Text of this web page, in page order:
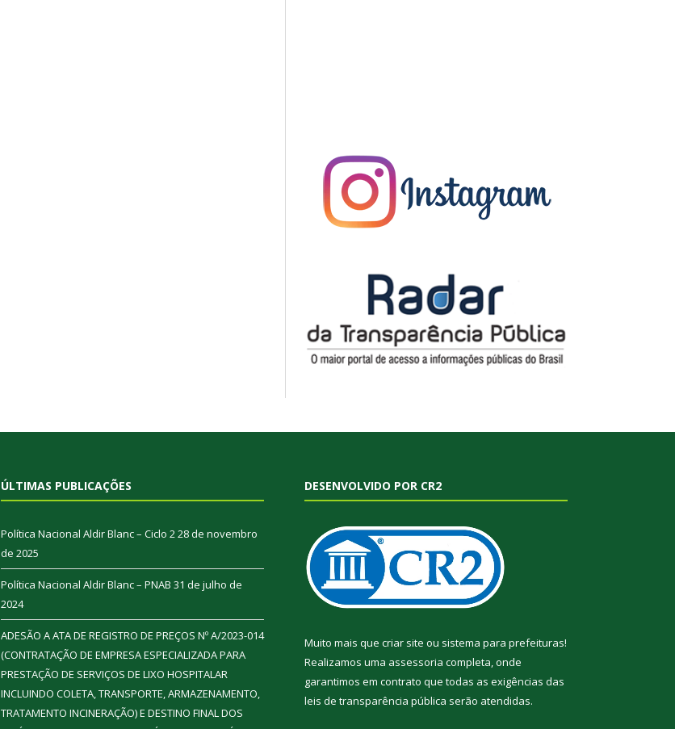
ÚLTIMAS PUBLICAÇÕES
Política Nacional Aldir Blanc – Ciclo 228 de novembro
de 2025
Política Nacional Aldir Blanc – PNAB 31 de julho de
2024
ADESÃO A ATA DE REGISTRO DE PREÇOS Nº A/2023-014
(CONTRATAÇÃO DE EMPRESA ESPECIALIZADA PARA
PRESTAÇÃO DE SERVIÇOS DE LIXO HOSPITALAR
INCLUINDO COLETA, TRANSPORTE, ARMAZENAMENTO,
TRATAMENTO INCINERAÇÃO) E DESTINO FINAL DOS
DESENVOLVIDO POR CR2
Muito mais que criar site ou sistema para prefeituras!
Realizamos uma assessoria completa, onde
garantimos em contrato que todas as exigências das
leis de transparência pública serão atendidas.